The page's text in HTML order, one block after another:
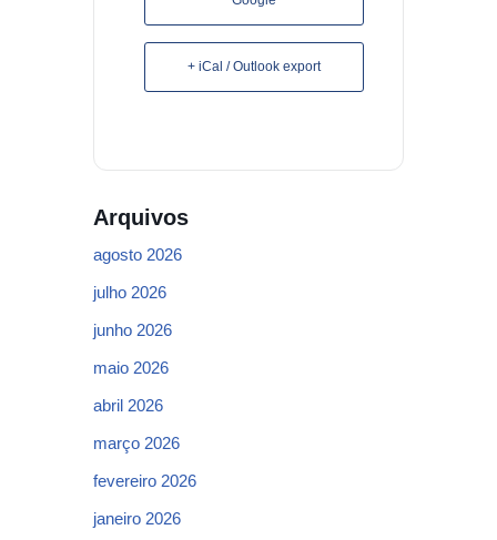
+ iCal / Outlook export
Arquivos
agosto 2026
julho 2026
junho 2026
maio 2026
abril 2026
março 2026
fevereiro 2026
janeiro 2026